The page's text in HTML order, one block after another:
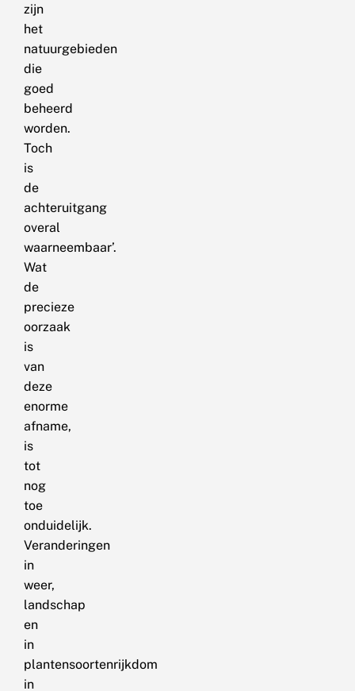
zijn
het
natuurgebieden
die
goed
beheerd
worden.
Toch
is
de
achteruitgang
overal
waarneembaar’.
Wat
de
precieze
oorzaak
is
van
deze
enorme
afname,
is
tot
nog
toe
onduidelijk.
Veranderingen
in
weer,
landschap
en
in
plantensoortenrijkdom
in